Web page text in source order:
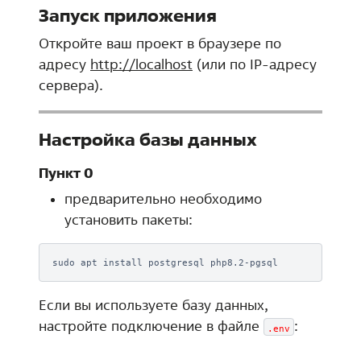
Запуск приложения
Откройте ваш проект в браузере по
адресу http://localhost (или по IP-адресу
сервера).
Настройка базы данных
Пункт 0
предварительно необходимо
установить пакеты:
sudo apt install postgresql
Если вы используете базу данных,
настройте подключение в файле
.env :